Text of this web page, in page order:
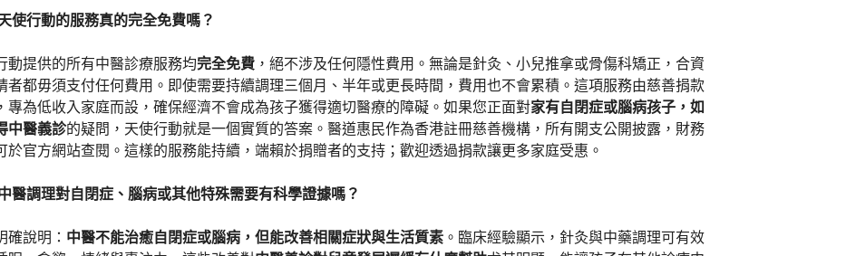
使行動的服務真的完全免費嗎？
動提供的所有中醫診療服務均完全免費 ，絕不涉及任何隱性費用。無論是針灸、小兒推拿或骨傷科矯正，合資
者都毋須支付任何費用。即使需要持續調理三個月、半年或更長時間，費用也不會累積。這項服務由慈善捐款
專為低收入家庭而設，確保經濟不會成為孩子獲得適切醫療的障礙。如果您正面對家有自閉症或腦病孩子，如
中醫義診的疑問，天使行動就是一個實質的答案。醫道惠民作為香港註冊慈善機構，所有開支公開披露，財務
於官方網站查閱。這樣的服務能持續，端賴於捐贈者的支持；歡迎透過捐款讓更多家庭受惠。
醫調理對自閉症、腦病或其他特殊需要有科學證據嗎？
確說明： 中醫不能治癒自閉症或腦病，但能改善相關症狀與生活質素 。臨床經驗顯示，針灸與中藥調理可有效